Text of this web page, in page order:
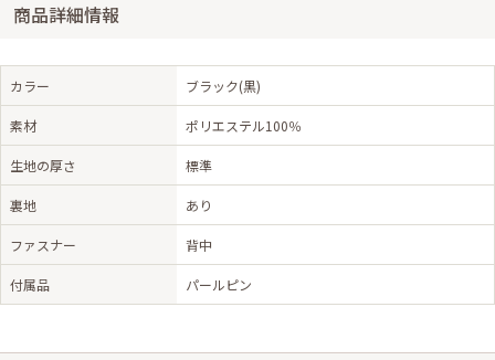
商品詳細情報
カラー ブラック(黒)
素材 ポリエステル100％
生地の厚さ 標準
裏地 あり
ファスナー 背中
付属品 パールピン